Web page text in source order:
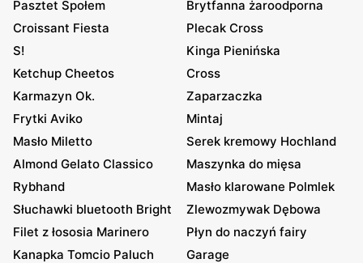
Pasztet Społem
Brytfanna żaroodporna
Croissant Fiesta
Plecak Cross
S!
Kinga Pienińska
Ketchup Cheetos
Cross
Karmazyn Ok.
Zaparzaczka
Frytki Aviko
Mintaj
Masło Miletto
Serek kremowy Hochland
Almond Gelato Classico
Maszynka do mięsa
Rybhand
Masło klarowane Polmlek
Słuchawki bluetooth Bright
Zlewozmywak Dębowa
Filet z łososia Marinero
Płyn do naczyń fairy
Kanapka Tomcio Paluch
Garage